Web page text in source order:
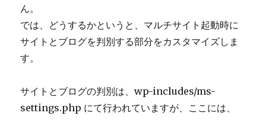
ん。
では、どうするかというと、マルチサイト起動時に
サイトとブログを判別する部分をカスタマイズしま
す。
サイトとブログの判別は、wp-includes/ms-
settings.php にて行われていますが、ここには、